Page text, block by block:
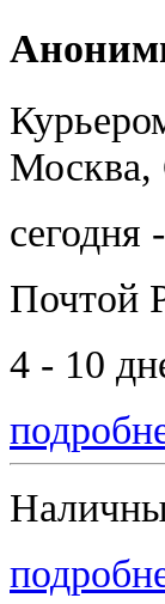
Москва,
сегодня
Почтой
4 - 10